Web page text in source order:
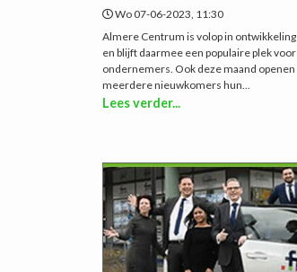
Wo 07-06-2023, 11:30
Almere Centrum is volop in ontwikkeling
en blijft daarmee een populaire plek voor
ondernemers. Ook deze maand openen
meerdere nieuwkomers hun...
Lees verder...